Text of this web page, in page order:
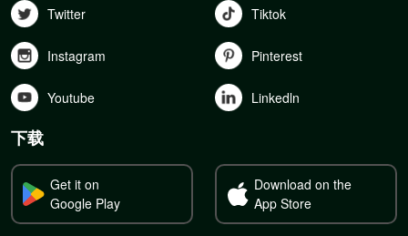
Twitter Tiktok
Instagram Pinterest
Youtube Linkedln
下载
Get it on
Google Play
Download on the
App Store